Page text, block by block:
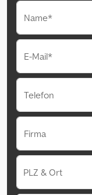
Name*
E-Mail*
Telefon
Firma
PLZ & Ort